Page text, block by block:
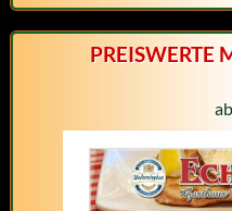
PREISWERTE